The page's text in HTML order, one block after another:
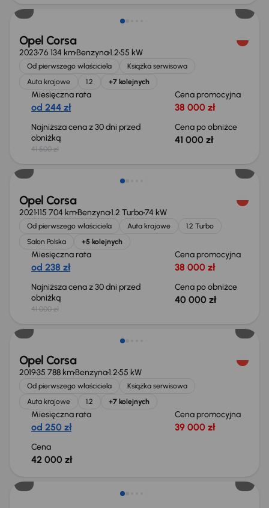
Opel Corsa
202376 134 kmBenzyna1.255 kW
Od pierwszego właściciela
Książka serwisowa
Auta krajowe
1.2 +7 kolejnych
Miesięczna rata
od 244 zł
Cena promocyjna
38 000 zł
Najniższa cena z 30 dni przed
obniżką
41 500 zł
Cena po obniżce
41 000 zł
Taniej o 1 000 zł
Opel Corsa
2021115 704 kmBenzyna1.2 Turbo74 kW
Od pierwszego właściciela Auta krajowe
1.2 Turbo
Salon Polska
+5 kolejnych
Miesięczna rata
od 238 zł
Cena promocyjna
38 000 zł
Najniższa cena z 30 dni przed
obniżką
41 000 zł
Cena po obniżce
40 000 zł
Opel Corsa
201935 788 kmBenzyna1.255 kW
Od pierwszego właściciela
Książka serwisowa
Auta krajowe
1.2 +7 kolejnych
Miesięczna rata
od 250 zł
Cena promocyjna
39 000 zł
Cena
42 000 zł